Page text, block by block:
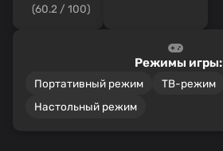
(60.2 / 100)
Режимы игры:
Портативный режим
ТВ-режим
Настольный режим